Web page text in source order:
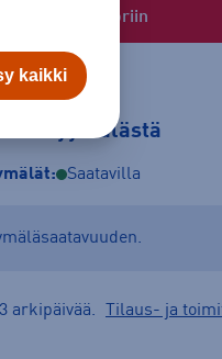
Lisää ostoskoriin
myymälästä
Saatavilla
arkipäivää. Tilaus- ja
kaikki